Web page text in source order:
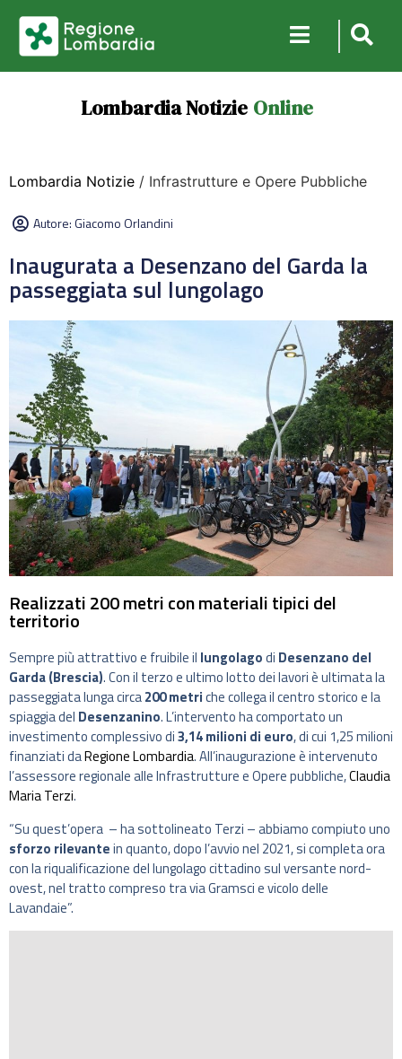
Lombardia Notizie Online
Lombardia Notizie / Infrastrutture e Opere Pubbliche
Autore:Giacomo Orlandini
Inaugurata a Desenzano del Garda la
passeggiata sul lungolago
Realizzati 200 metri con materiali tipici del
territorio
Sempre più attrattivo e fruibile il lungolagodi Desenzano del
Garda (Brescia). Con il terzo e ultimo lotto dei lavori è ultimata la
passeggiata lunga circa200 metriche collega il centro storico e la
spiaggia del Desenzanino. L’intervento ha comportato un
investimento complessivo di3,14 milioni di euro, di cui 1,25 milioni
finanziati daRegione Lombardia. All’inaugurazione è intervenuto
l’assessore regionale alle Infrastrutture e Opere pubbliche,Claudia
Maria Terzi.
“Su quest’opera – ha sottolineato Terzi – abbiamo compiuto uno
sforzo rilevantein quanto, dopo l’avvio nel 2021, si completa ora
con la riqualificazione del lungolago cittadino sul versante nord-
ovest, nel tratto compreso tra via Gramsci e vicolo delle
Lavandaie”.